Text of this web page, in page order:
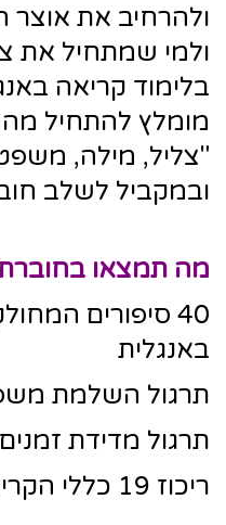
ולהרחיב את אוצר
ולמי שמתחיל את
בלימוד קריאה
מומלץ להתחיל
"צליל, מילה,
ובמקביל לשלב
מה תמצאו
40 סיפורים
באנגלית
תרגול השלמת
תרגול מדידת זמנים
ריכוז 19 כללי הקריאה באנגלית